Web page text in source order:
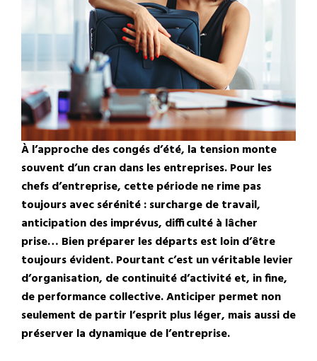
À l’approche des congés d’été, la tension monte
souvent d’un cran dans les entreprises. Pour les
chefs d’entreprise, cette période ne rime pas
toujours avec sérénité : surcharge de travail,
anticipation des imprévus, difficulté à lâcher
prise… Bien préparer les départs est loin d’être
toujours évident. Pourtant c’est un véritable levier
d’organisation, de continuité d’activité et, in fine,
de performance collective. Anticiper permet non
seulement de partir l’esprit plus léger, mais aussi de
préserver la dynamique de l’entreprise.